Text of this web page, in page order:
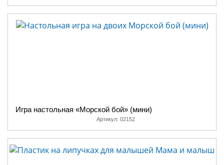
Игра настольная «Морской бой» (мини)
Артикул: 02152